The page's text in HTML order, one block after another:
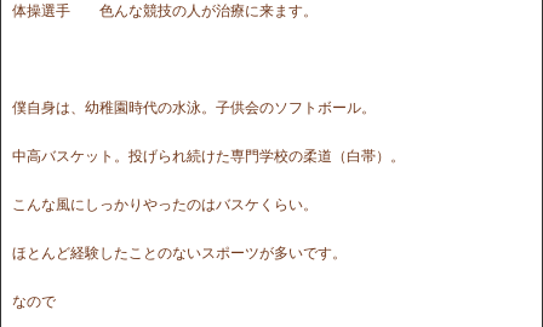
体操選手 色んな競技の人が治療に来ます。
僕自身は、幼稚園時代の水泳。子供会のソフトボール。
中高バスケット。投げられ続けた専門学校の柔道（白帯）。
こんな風にしっかりやったのはバスケくらい。
ほとんど経験したことのないスポーツが多いです。
なので